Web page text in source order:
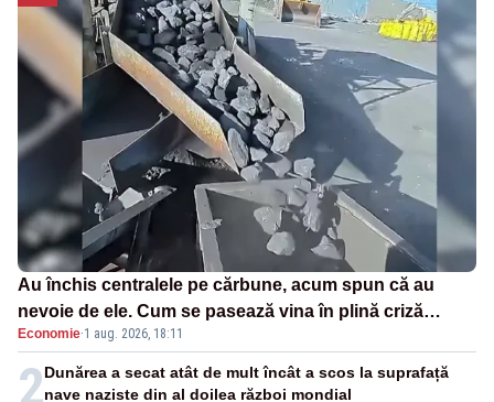
Au închis centralele pe cărbune, acum spun că au
nevoie de ele. Cum se pasează vina în plină criză
energetică
Economie·1 aug. 2026, 18:11
2Dunărea a secat atât de mult încât a scos la suprafață
nave naziste din al doilea război mondial